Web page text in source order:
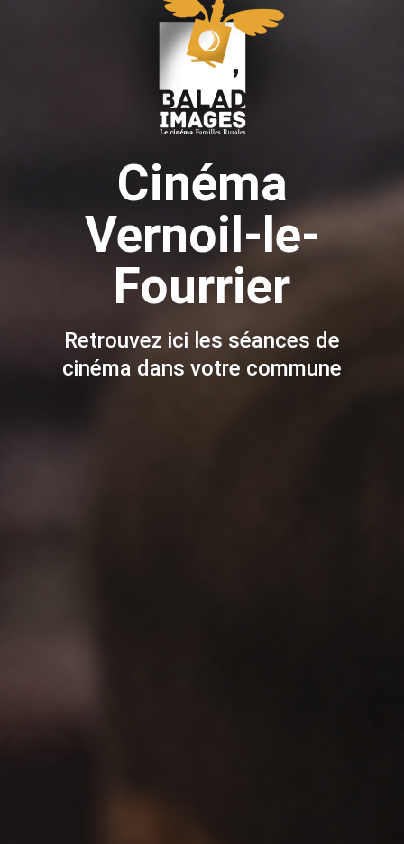
Cinéma
Vernoil-le-
Fourrier
Retrouvez ici les séances de
cinéma dans votre commune